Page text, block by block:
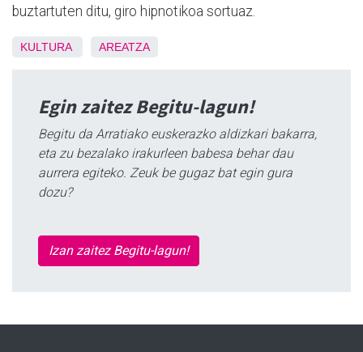
buztartuten ditu, giro hipnotikoa sortuaz.
KULTURA AREATZA
Egin zaitez Begitu-lagun!
Begitu da Arratiako euskerazko aldizkari bakarra,
eta zu bezalako irakurleen babesa behar dau
aurrera egiteko. Zeuk be gugaz bat egin gura
dozu?
Izan zaitez Begitu-lagun!